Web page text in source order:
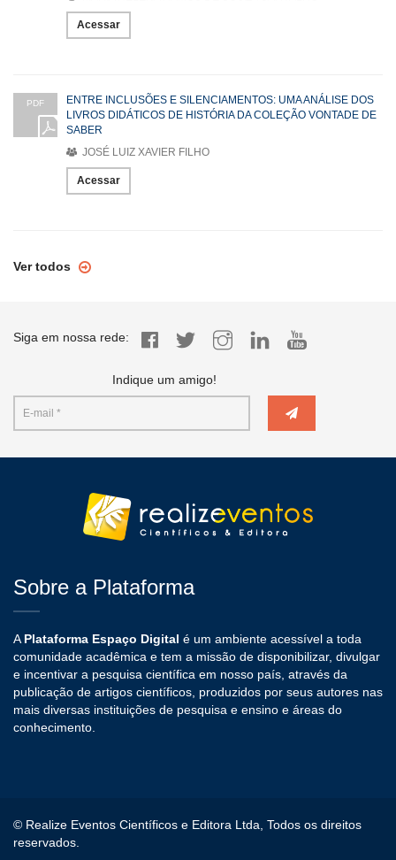
Acessar
PDF
ENTRE INCLUSÕES E SILENCIAMENTOS: UMA ANÁLISE DOS
LIVROS DIDÁTICOS DE HISTÓRIA DA COLEÇÃO VONTADE DE
SABER
JOSÉ LUIZ XAVIER FILHO
Acessar
Ver todos
Siga em nossa rede:
Indique um amigo!
Sobre a Plataforma
A Plataforma Espaço Digital é um ambiente acessível a toda
comunidade acadêmica e tem a missão de disponibilizar, divulgar
e incentivar a pesquisa científica em nosso país, através da
publicação de artigos científicos, produzidos por seus autores nas
mais diversas instituições de pesquisa e ensino e áreas do
conhecimento.
© Realize Eventos Científicos e Editora Ltda, Todos os direitos
reservados.